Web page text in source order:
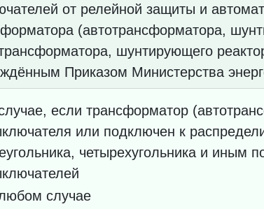
от релейной защиты и
(автотрансформатора,
шунтирующего
Приказом Министерства
если трансформатор
или подключен к
четырехугольника и
случае